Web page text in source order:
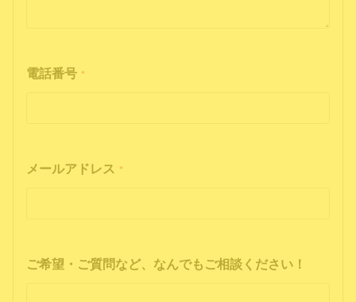
電話番号 *
メールアドレス *
ご希望・ご質問など、なんでもご相談ください！